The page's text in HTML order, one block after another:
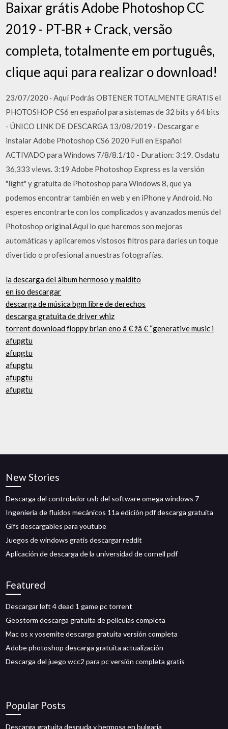
Baixar grátis Adobe Photoshop CC
2019 - PT-BR + Crack, versão
completa, totalmente em português,
clique aqui para realizar o download!
23/07/2020 · Aquí Podrás OBTENER TOTALMENTE GRATIS el
PHOTOSHOP CS6 en español para sistemas de 32 bits y 64 bits
- ÚNICO LINK DE DESCARGA 13/08/2019 · Descargar e
instalar Adobe Photoshop CS6 2020 Full en Español
ACTIVADO para Windows 7/8/8.1/10 - Duration: 3:19. Osdatu
36,333 views. 3:19 Adobe Photoshop Express es la versión
"light" y gratuita de Photoshop para Windows 8, que ya
podemos encontrar también en web y en iPhone y Android. No
esperes encontrarte con los complicados y avanzados menús del
Photoshop original.Aquí lo que haremos son mejoras
automáticas y aplicaremos vistosos filtros para darles un toque
divertido o profesional a nuestras fotografías.
la descarga del álbum hermoso y maldito
en iso descargar
descarga de música bgm libre de derechos
descarga gratuita de driver whiz
torrent download floppy brian eno â € žâ € “generative music i
afupgtu
afupgtu
afupgtu
afupgtu
afupgtu
New Stories
Descarga del controlador usb del software omega windows 7
Ingeniería de fluidos mecánicos 11a edición pdf descarga gratuita
Gifs descargables para youtube
Juegos de windows gratis descargar reddit
Aplicación de descarga de la universidad de cornell pdf
Featured
Descargar left 4 dead 1 game pc torrent
Geostorm descarga gratuita de películas completa
Mac os x yosemite descarga gratuita versión completa
Adobe photoshop descarga gratuita actualización
Descarga del juego wcc2 para pc versión completa gratis
Popular Posts
Descarga gratuita desnuda y hermosa en bulgaria